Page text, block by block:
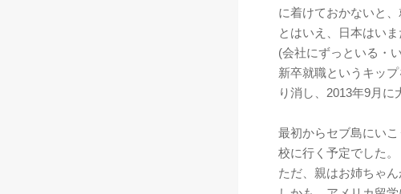
に着けておかないと
とはいえ、日本はい
(会社にずっといる・
新卒就職というキッ
り消し、2013年9月に
最初からセブ島にい
校に行く予定でした。
ただ、親はお姉ちゃ